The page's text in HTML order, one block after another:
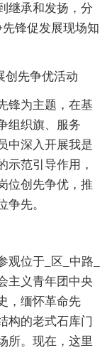
继承和发扬，分
锋促发展现场知
创先争优活动
锋为主题，在基
组织旗、服务
中深入开展我是
示范引导作用，
位创先争优，推
争先。
位于_区_中路_
主义青年团中央
，缅怀革命先
构的老式石库门
所。现在，这里